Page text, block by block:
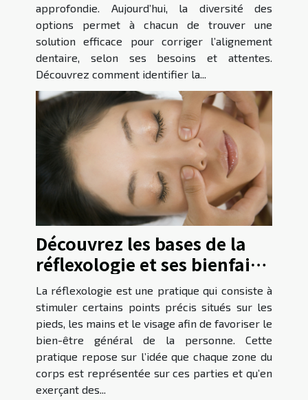
approfondie. Aujourd’hui, la diversité des
options permet à chacun de trouver une
solution efficace pour corriger l’alignement
dentaire, selon ses besoins et attentes.
Découvrez comment identifier la...
Découvrez les bases de la
réflexologie et ses bienfaits
avec RFormation !
La réflexologie est une pratique qui consiste à
stimuler certains points précis situés sur les
pieds, les mains et le visage afin de favoriser le
bien-être général de la personne. Cette
pratique repose sur l’idée que chaque zone du
corps est représentée sur ces parties et qu’en
exerçant des...